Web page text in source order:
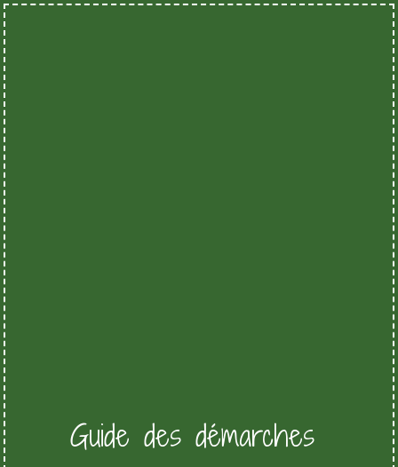
Guide des démarches